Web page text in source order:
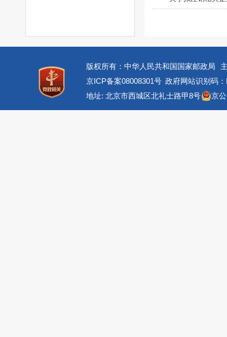
版权所有：中华人民共和国国家邮政局
京ICP备案08008301号 政府网站识别码
地址: 北京市西城区北礼士路甲8号
京